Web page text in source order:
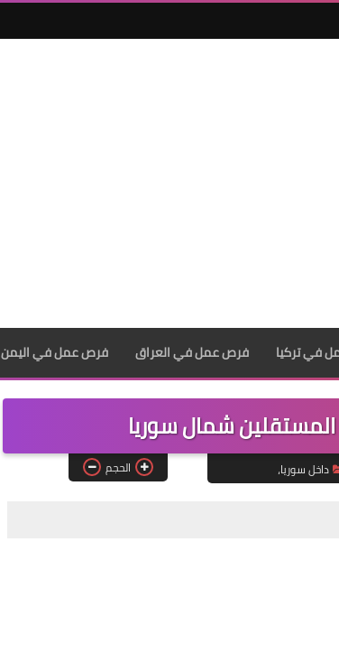
في تركيا فرص عمل في العراق فرص عمل في اليمن
شمال سوريا
داخل سوريا، الحجم